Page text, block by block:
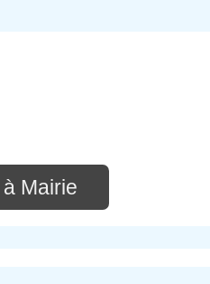
Mairie